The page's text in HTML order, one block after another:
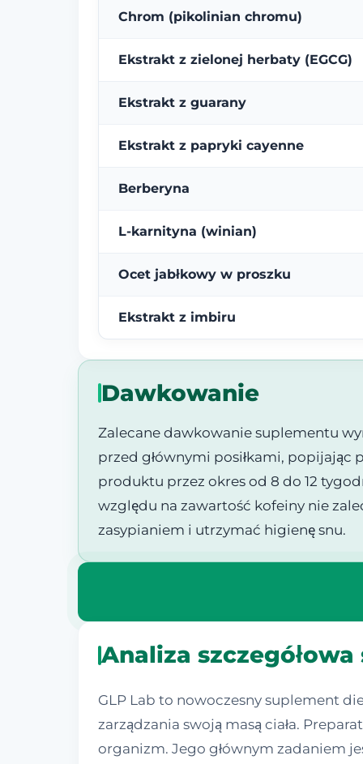
Chrom (pikolinian chromu)
Ekstrakt z zielonej herbaty (EGCG)
Ekstrakt z guarany
Ekstrakt z papryki cayenne
Berberyna
L-karnityna (winian)
Ocet jabłkowy w proszku
Ekstrakt z imbiru
Dawkowanie
Zalecane dawkowanie suplementu
przed głównymi posiłkami, popijając
produktu przez okres od 8 do 12
względu na zawartość kofeiny nie
zasypianiem i utrzymać higienę snu.
Analiza
GLP Lab to nowoczesny suplement
zarządzania swoją masą ciała.
organizm. Jego głównym zadaniem